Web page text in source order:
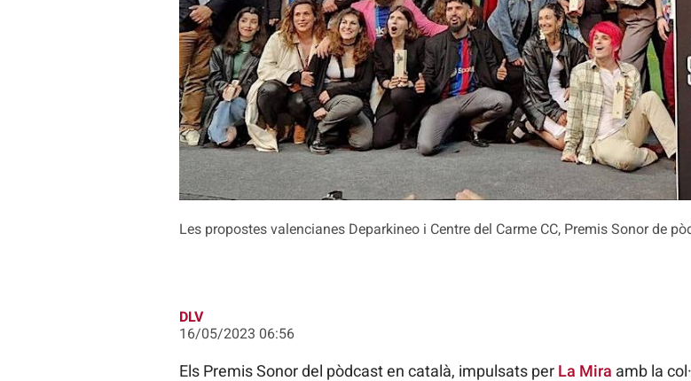
Les propostes valencianes Deparkineo i Centre del Carme CC, Premis Sonor de
DLV
16/05/2023 06:56
Els Premis Sonor del pòdcast en català, impulsats per La Mira amb la